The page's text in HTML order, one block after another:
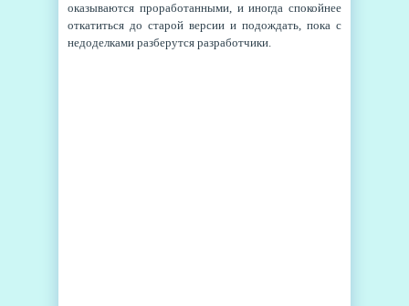
оказываются проработанными, и иногда спокойнее
откатиться до старой версии и подождать, пока с
недоделками разберутся разработчики.